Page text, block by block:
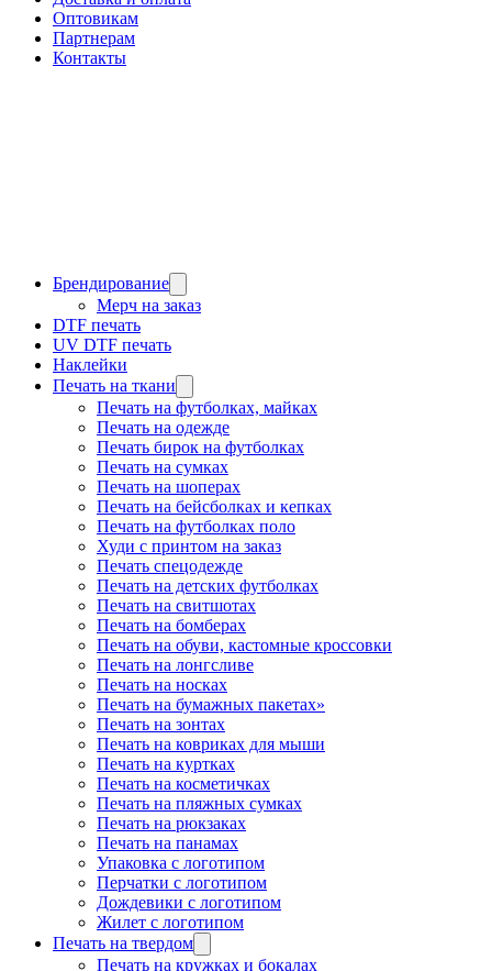
Оптовикам
Партнерам
Контакты
Брендирование
Мерч на заказ
DTF печать
UV DTF печать
Наклейки
Печать на ткани
Печать на футболках, майках
Печать на одежде
Печать бирок на футболках
Печать на сумках
Печать на шоперах
Печать на бейсболках и кепках
Печать на футболках поло
Худи с принтом на заказ
Печать спецодежде
Печать на детских футболках
Печать на свитшотах
Печать на бомберах
Печать на обуви, кастомные кроссовки
Печать на лонгсливе
Печать на носках
Печать на бумажных пакетах»
Печать на зонтах
Печать на ковриках для мыши
Печать на куртках
Печать на косметичках
Печать на пляжных сумках
Печать на рюкзаках
Печать на панамах
Упаковка с логотипом
Перчатки с логотипом
Дождевики с логотипом
Жилет с логотипом
Печать на твердом
Печать на кружках и бокалах